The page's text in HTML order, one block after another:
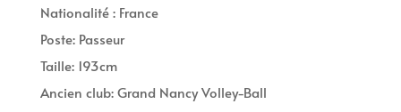
Nationalité : France
Poste: Passeur
Taille: 193cm
Ancien club: Grand Nancy Volley-Ball